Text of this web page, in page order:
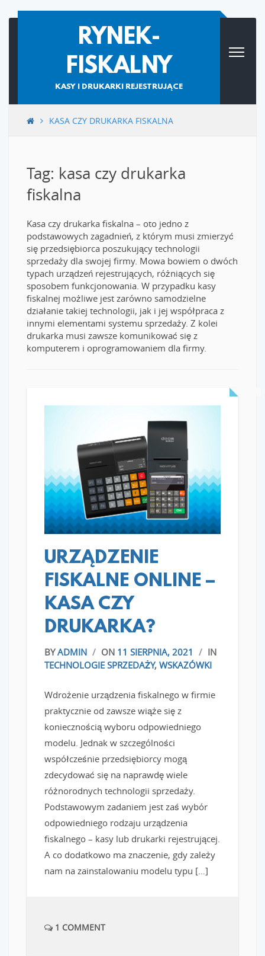
RYNEK-
FISKALNY
KASY I DRUKARKI REJESTRUJĄCE
KASA CZY DRUKARKA FISKALNA
Tag: kasa czy drukarka
fiskalna
Kasa czy drukarka fiskalna – oto jedno z
podstawowych zagadnień, z którym musi zmierzyć
się przedsiębiorca poszukujący technologii
sprzedaży dla swojej firmy. Mowa bowiem o dwóch
typach urządzeń rejestrujących, różniących się
sposobem funkcjonowania. W przypadku kasy
fiskalnej możliwe jest zarówno samodzielne
działanie takiej technologii, jak i jej współpraca z
innymi elementami systemu sprzedaży. Z kolei
drukarka musi zawsze komunikować się z
komputerem i oprogramowaniem dla firmy.
READ MORE
URZĄDZENIE
FISKALNE ONLINE –
KASA CZY
DRUKARKA?
BYADMIN / ON 11 SIERPNIA, 2021 / IN
TECHNOLOGIE SPRZEDAŻY, WSKAZÓWKI
Wdrożenie urządzenia fiskalnego w firmie
praktycznie od zawsze wiąże się z
koniecznością wyboru odpowiedniego
modelu. Jednak w szczególności
współcześnie przedsiębiorcy mogą
zdecydować się na naprawdę wiele
różnorodnych technologii sprzedaży.
Podstawowym zadaniem jest zaś wybór
odpowiedniego rodzaju urządzenia
fiskalnego – kasy lub drukarki rejestrującej.
A co dodatkowo ma znaczenie, gdy zależy
nam na zainstalowaniu modelu typu […]
1 COMMENT